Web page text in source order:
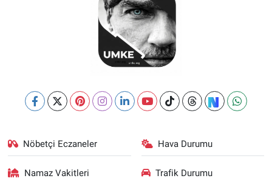
Nöbetçi Eczaneler Hava Durumu
Namaz Vakitleri Trafik Durumu